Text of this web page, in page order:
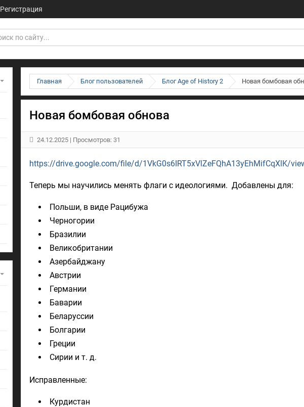
Главная Блог пользователей Блог Age of History 2 Новая бомбовая
Новая бомбовая обнова
24.12.2025 | Просмотров: 31
https://drive.google.com/file/d/1VkG0s6IRT5xVlZeFQhA13yEhMifCqXlK/
Теперь мы научились менять флаги с идеологиями. Добавлены для:
Польши, в виде Рацибужа
Черногории
Бразилии
Великобритании
Азербайджану
Австрии
Германии
Баварии
Беларуссии
Болгарии
Греции
Сирии и т. д.
Исправленные:
Курдистан
Регистрация